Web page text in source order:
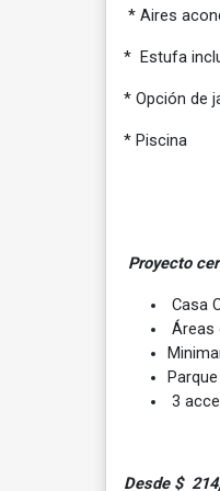
* Aires
* Estufa
* Opción de
* Piscina
Proyecto
Casa
Áreas
3
Desde $